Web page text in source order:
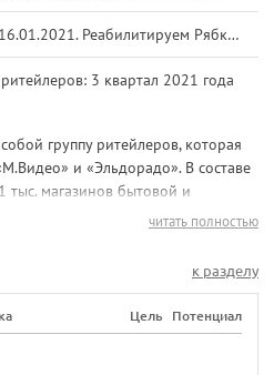
Техосмотр 16.01.2021. Реабилитируем Рябкова и разбираем самые перспективные акции
ритейлеров: 3 квартал 2021 года
группу ритейлеров, которая
и «Эльдорадо». В составе
тыс. магазинов бытовой и
ритейлером электроники и
на Московской бирже
1993 году. В первые годы своего
читать полностью
к разделу
Цель Потенциал